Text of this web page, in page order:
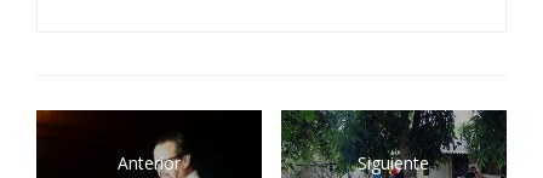
Anterior Siguiente